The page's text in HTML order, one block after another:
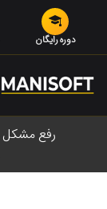
دوره رایگان